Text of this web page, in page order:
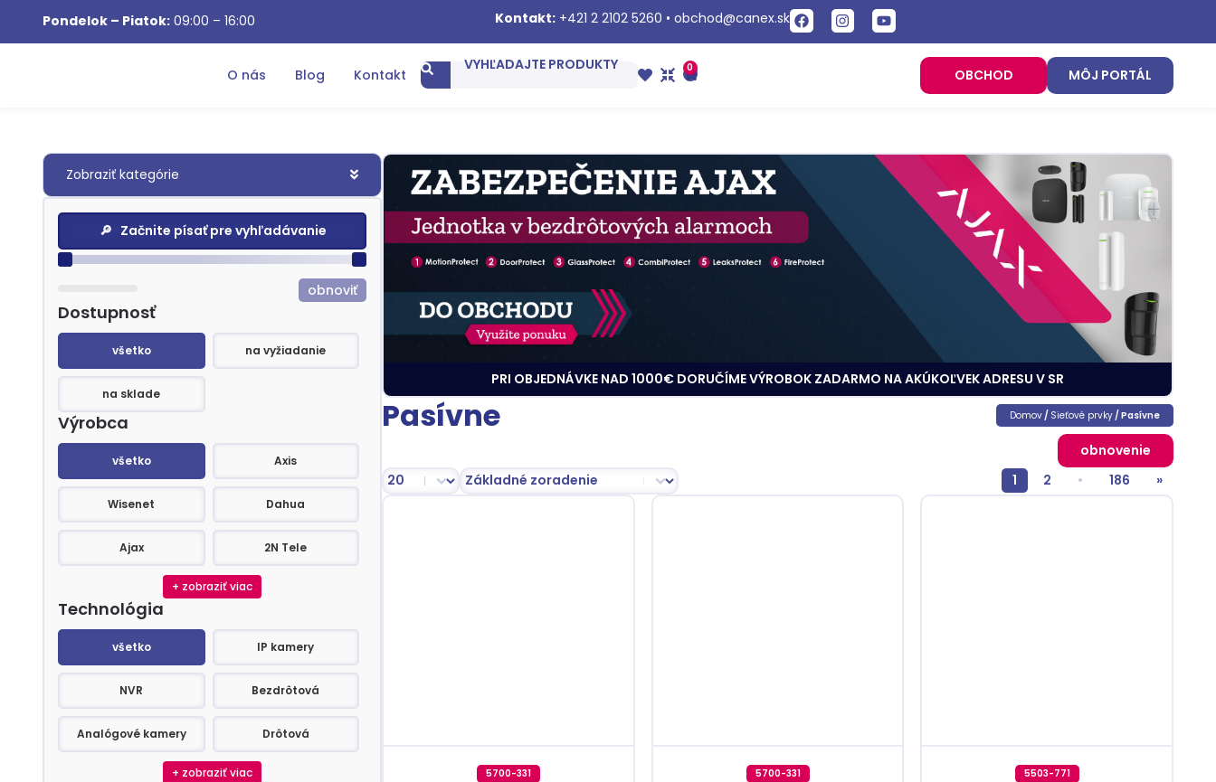
Pondelok – Piatok: 09:00 – 16:00 Kontakt: +421 2 2102 5260 • obchod@canex.sk
O nás Blog Kontakt
VYHĽADAJTE PRODUKTY 0 OBCHOD MÔJ PORTÁL
Zobraziť kategórie
Vyhľadávanie
Search content
Cenové Rozpätie
obnoviť
Dostupnosť
Dostupnosť
všetko na vyžiadanie
na sklade
Výrobca
Výrobcavšetko Axis
Wisenet Dahua
Ajax 2N Tele
+ zobraziť viac
Technológia
Technológia
všetko IP kamery
NVR Bezdrôtová
Analógové kamery Drôtová
+ zobraziť viac
PRI OBJEDNÁVKE NAD 1000€ DORUČÍME VÝROBOK ZADARMO NA AKÚKOĽVEK ADRESU V SR
Pasívne Domov/ Sieťové prvky/ Pasívne
obnovenie
Select number per page
Zoradenie
Sort content 1 2 • 186 »
5700-331 5700-331 5503-771